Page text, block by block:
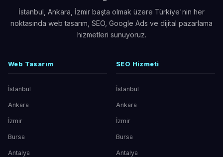
İstanbul, Ankara, İzmir başta olmak üzere Türkiye'nin her
noktasında web tasarım, SEO, Google Ads ve dijital pazarlama
hizmetleri sunuyoruz.
Web Tasarım
İstanbul
Ankara
İzmir
Bursa
Antalya
SEO Hizmeti
İstanbul
Ankara
İzmir
Bursa
Antalya